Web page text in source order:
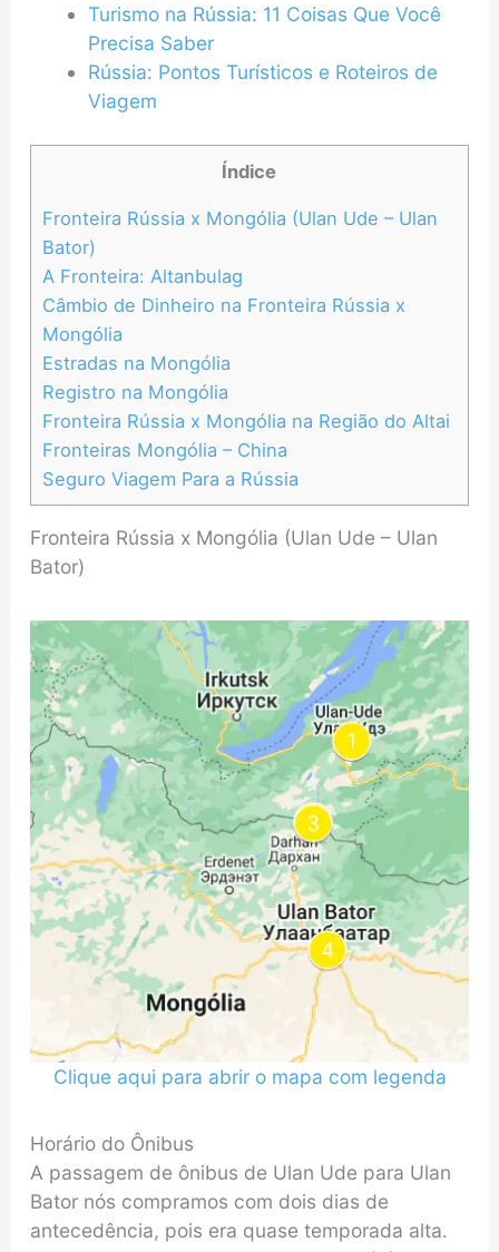
Turismo na Rússia: 11 Coisas Que Você
Precisa Saber
Rússia: Pontos Turísticos e Roteiros de
Viagem
Índice
Fronteira Rússia x Mongólia (Ulan Ude – Ulan
Bator)
A Fronteira: Altanbulag
Câmbio de Dinheiro na Fronteira Rússia x
Mongólia
Estradas na Mongólia
Registro na Mongólia
Fronteira Rússia x Mongólia na Região do Altai
Fronteiras Mongólia – China
Seguro Viagem Para a Rússia
Fronteira Rússia x Mongólia (Ulan Ude – Ulan
Bator)
Clique aqui para abrir o mapa com legenda
Horário do Ônibus
A passagem de ônibus de Ulan Ude para Ulan
Bator nós compramos com dois dias de
antecedência, pois era quase temporada alta.